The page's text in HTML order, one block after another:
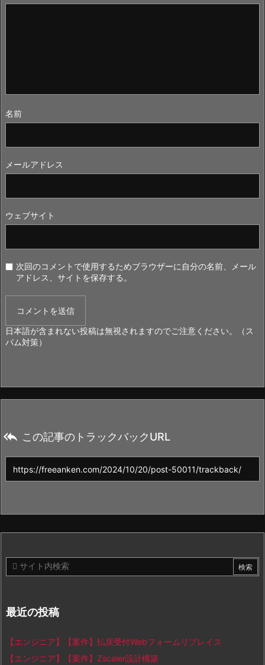
名前
メールアドレス
ウェブサイト
次回のコメントで使用するためブラウザーに自分の名前、メール
アドレス、サイトを保存する。
日本語が含まれない投稿は無視されますのでご注意ください。（ス
パム対策）
 この記事のトラックバックURL
最近の投稿
【エンジニア】【案件】払戻受付Webフォームリプレイス
【エンジニア】【案件】Zscaler設計構築